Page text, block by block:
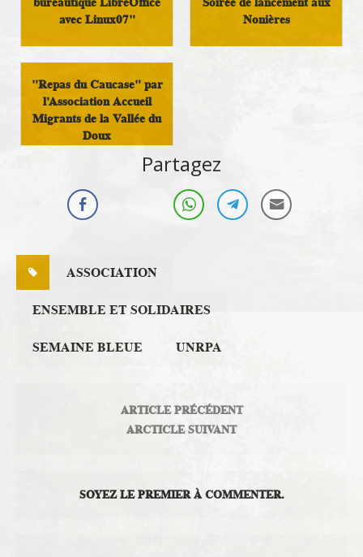
avec Linux07"
Nonières
"Repas du Caucase" par
l'Association Accueil
Migrants de la Vallée du
Doux
Partagez
ASSOCIATION
ENSEMBLE ET SOLIDAIRES
SEMAINE BLEUE UNRPA
ARTICLE PRÉCÉDENT
ARCTICLE SUIVANT
SOYEZ LE PREMIER À COMMENTER.